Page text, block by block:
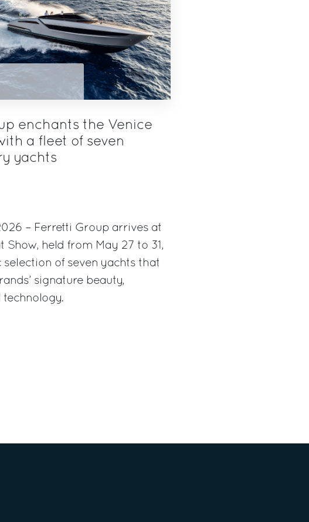
enchants the Venice
a fleet of seven
yachts
– Ferretti Group arrives at
Show, held from May 27 to 31,
selection of seven yachts that
signature beauty,